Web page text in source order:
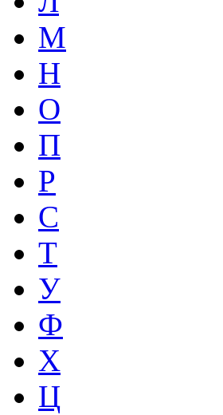
М
Н
О
П
Р
С
Т
У
Ф
Х
Ц